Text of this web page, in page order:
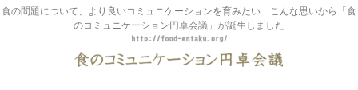
食の問題について、より良いコミュニケーションを育みたい こんな思いから「食
のコミュニケーション円卓会議」が誕生しました